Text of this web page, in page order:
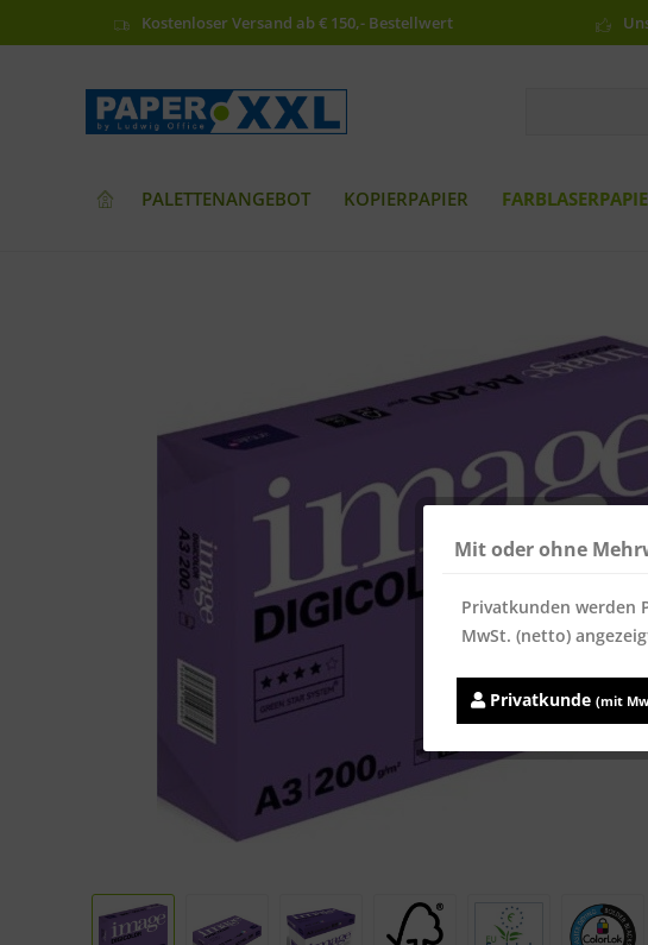
Kostenloser Versand ab € 150,- Bestellwert
PALETTENANGEBOT KOPIERPAPIER
Mit oder ohne
Privatkunden werden
MwSt. (netto)
Privatkunde (mit